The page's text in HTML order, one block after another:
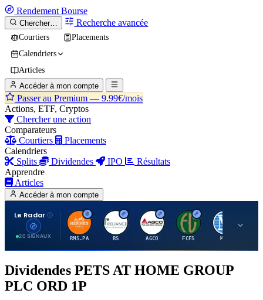
Rendement Bourse
Chercher… Recherche avancée
Courtiers
Placements
Calendriers
Articles
Accéder à mon compte
Passer au Premium — 9.99€/mois
Actions, ETF, Cryptos
Chercher une action
Comparateurs
Courtiers
Placements
Calendriers
Splits
Dividendes IPO
Résultats
Apprendre
Articles
Accéder à mon compte
Le Radar
20 SIGNAUX
H
RMS.PA
R
RS
A
AGCO
F
FCFS
M
MCO
Dividendes PETS AT HOME GROUP
PLC ORD 1P